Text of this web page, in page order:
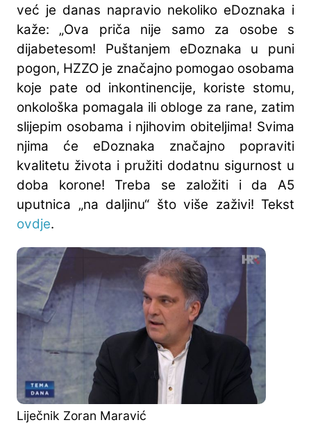
već je danas napravio nekoliko eDoznaka i
kaže: „Ova priča nije samo za osobe s
dijabetesom! Puštanjem eDoznaka u puni
pogon, HZZO je značajno pomogao osobama
koje pate od inkontinencije, koriste stomu,
onkološka pomagala ili obloge za rane, zatim
slijepim osobama i njihovim obiteljima! Svima
njima će eDoznaka značajno popraviti
kvalitetu života i pružiti dodatnu sigurnost u
doba korone! Treba se založiti i da A5
uputnica „na daljinu“ što više zaživi! Tekst
ovdje.
Liječnik Zoran Maravić